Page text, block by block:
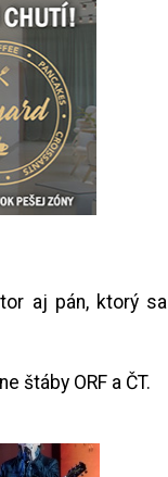
aj pán, ktorý sa
štáby ORF a ČT.